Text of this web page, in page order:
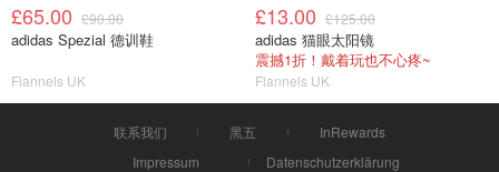
£65.00 £90.00
adidas Spezial 德训鞋
Flannels UK
£13.00 £125.00
adidas 猫眼太阳镜
震撼1折！戴着玩也不心疼~
Flannels UK
联系我们 黑五
InRewards
Impressum
Datenschutzerklärung